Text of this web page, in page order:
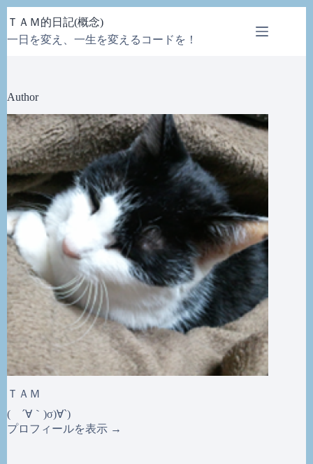
ン
テ
ス
キ
ッ
プ
ＴＡＭ的日記(概念)
一日を変え、一生を変えるコードを！
Author
ＴＡＭ
( ´∀｀)σ)∀`)
プロフィールを表示 →